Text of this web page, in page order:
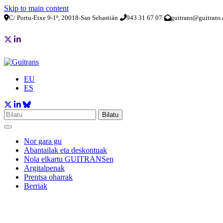
Skip to main content
C/ Portu-Etxe 9-1º, 20018-San Sebastián 943 31 67 07
EU
ES
Bilatu
Nor gara gu
Abantailak eta deskontuak
Nola elkartu GUITRANSen
Argitalpenak
Prentsa oharrak
Berriak